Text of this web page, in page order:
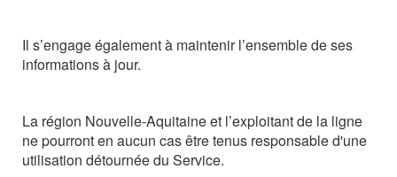
Il s’engageégalementà maintenir l’ensembledeses
informationsà jour.
La région Nouvelle-Aquitaine et l’exploitant de la ligne
nepourronten aucun casêtretenus responsabled'une
utilisation détournée du Service.